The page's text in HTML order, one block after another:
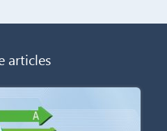
articles